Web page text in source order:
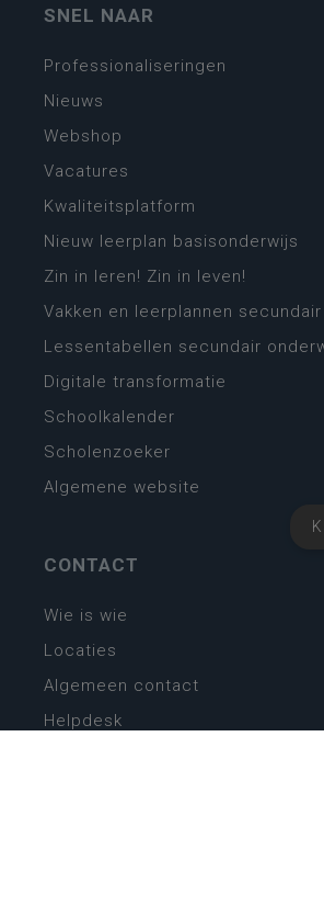
SNEL NAAR
Professionaliseringen
Nieuws
Webshop
Vacatures
Kwaliteitsplatform
Nieuw leerplan basisonderwijs
Zin in leren! Zin in leven!
Vakken en leerplannen
Lessentabellen secundair
Digitale transformatie
Schoolkalender
Scholenzoeker
Algemene website
CONTACT
Wie is wie
Locaties
Algemeen contact
Helpdesk